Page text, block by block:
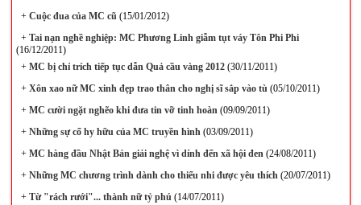
+Cuộc đua của MC cũ(15/01/2012)
+Tai nạn nghề nghiệp: MC Phương Linh giẫm tụt váy Tôn Phi Phi
(16/12/2011)
+MC bị chỉ trích tiếp tục dẫn Quả cầu vàng 2012(30/11/2011)
+Xôn xao nữ MC xinh đẹp trao thân cho nghị sĩ sắp vào tù(05/10/2011)
+MC cười ngặt nghẽo khi đưa tin vỡ tinh hoàn(09/09/2011)
+Những sự cố hy hữu của MC truyền hình(03/09/2011)
+MC hàng đầu Nhật Bản giải nghệ vì dính đến xã hội đen(24/08/2011)
+Những MC chương trình dành cho thiếu nhi được yêu thích(20/07/2011)
+Từ "rách rưới"... thành nữ tỷ phú(14/07/2011)